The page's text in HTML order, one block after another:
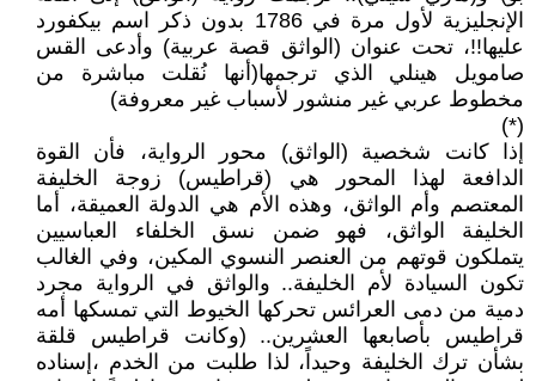
الإنجليزية لأول مرة في 1786 بدون ذكر اسم بيكفورد
عليها!!، تحت عنوان (الواثق قصة عربية) وأدعى القس
صامويل هينلي الذي ترجمها(أنها نُقلت مباشرة من
مخطوط عربي غير منشور لأسباب غير معروفة)
(*)
إذا كانت شخصية (الواثق) محور الرواية، فأن القوة
الدافعة لهذا المحور هي (قراطيس) زوجة الخليفة
المعتصم وأم الواثق، وهذه الأم هي الدولة العميقة، أما
الخليفة الواثق، فهو ضمن نسق الخلفاء العباسيين
يتملكون قوتهم من العنصر النسوي المكين، وفي الغالب
تكون السيادة لأم الخليفة.. والواثق في الرواية مجرد
دمية من دمى العرائس تحركها الخيوط التي تمسكها أمه
قراطيس بأصابعها العشرين.. (وكانت قراطيس قلقة
بشأن ترك الخليفة وحيداً، لذا طلبت من الخدم ،إسناده